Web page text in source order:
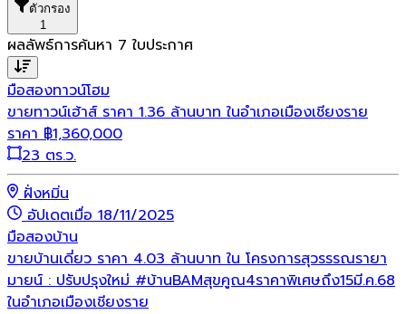
ตัวกรอง
1
ผลลัพธ์การค้นหา 7 ใบประกาศ
มือสองทาวน์โฮม
ขายทาวน์เฮ้าส์ ราคา 1.36 ล้านบาท ในอำเภอเมืองเชียงราย
ราคา ฿1,360,000
23 ตร.ว.
ฝั่งหมิ่น
อัปเดตเมื่อ 18/11/2025
มือสองบ้าน
ขายบ้านเดี่ยว ราคา 4.03 ล้านบาท ใน โครงการสุวรรรณรายา
มายน์ : ปรับปรุงใหม่ #บ้านBAMสุขคูณ4ราคาพิเศษถึง15มี.ค.68
ในอำเภอเมืองเชียงราย